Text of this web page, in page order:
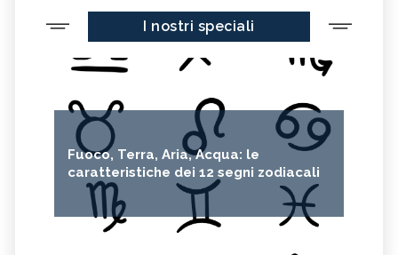
I nostri speciali
Fuoco, Terra, Aria, Acqua: le
caratteristiche dei 12 segni zodiacali